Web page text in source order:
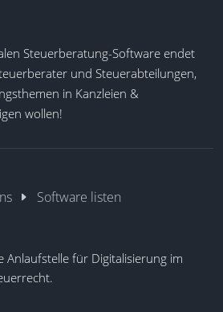
Steuerberatung-Software endet
und Steuerabteilungen,
in Kanzleien &
wollen!
Software listen
Anlaufstelle für Digitalisierung im